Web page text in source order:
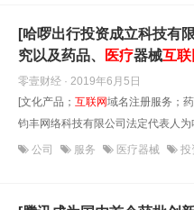
[哈啰出行投资成立科技有
究以及药品、
医疗器械互联
零壹财经 · 2019年6月5日
[文化产品； 互联网域名注册服务；药
钧丰网络科技有限公司法定代表人
公司 服务 医疗器械 投